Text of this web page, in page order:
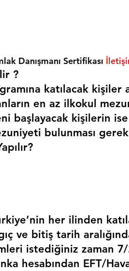
Danışmanı Sertifikası
?
katılacak kişiler
en az ilkokul
başlayacak kişilerin
bulunması
her ilinden
ve bitiş tarih
istediğiniz zaman
hesabından EFT/